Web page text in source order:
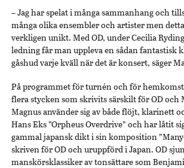
– Jag har spelat i många sammanhang och
många olika ensembler och artister men
verkligen unikt. Med OD, under Cecilia
ledning får man uppleva en sådan fantastisk
gåshud varje kväll när det är konsert, säger
På programmet för turnén och för
flera stycken som skrivits särskilt för OD och
Magnus använder sig av både flöjt, klarinett
Hans Eks ”Orpheus Overdrive” och har låtit
gammal japansk dikt i sin komposition
skriven för OD och uruppförd i Japan. OD
manskörsklassiker av tonsättare som